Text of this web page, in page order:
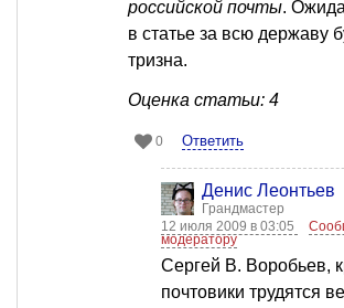
российской почты.
в статье за всю державу
тризна.
Оценка статьи: 4
0 Ответить
Денис Леонтьев
Грандмастер
12 июля 2009 в 03:05
модератору
Сергей В. Воробьев,
почтовики трудятся